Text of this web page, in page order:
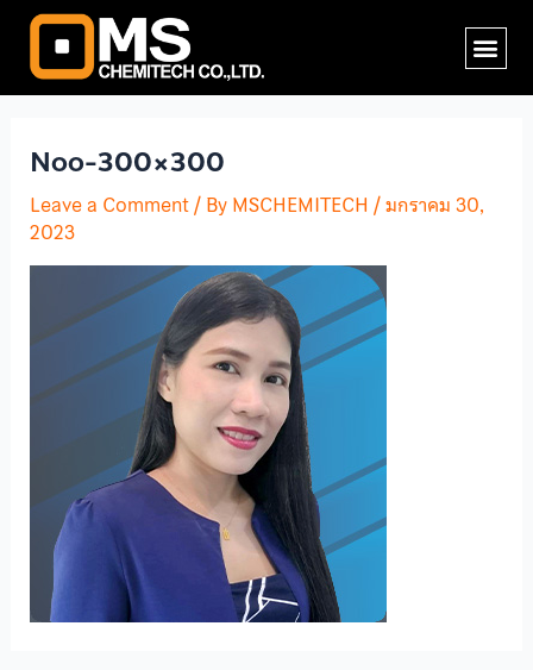
Skip
content
Noo-300×300
Leave a Comment/ ByMSCHEMITECH /มกราคม 30,
2023